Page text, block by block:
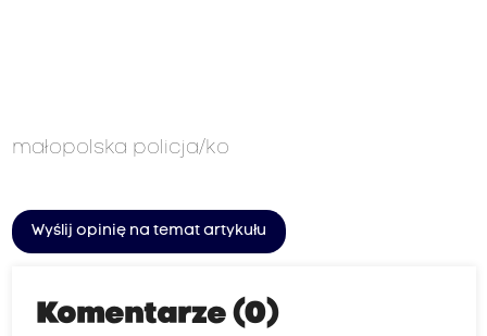
małopolska policja/ko
Wyślij opinię na temat artykułu
Komentarze (0)